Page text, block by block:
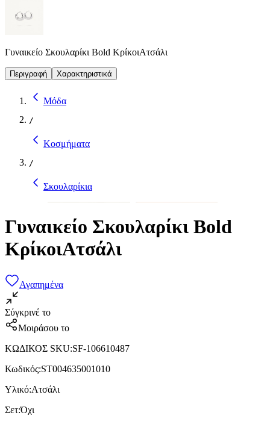
Γυναικείο Σκουλαρίκι Bold ΚρίκοιΑτσάλι
Περιγραφή Χαρακτηριστικά
Μόδα
/
Κοσμήματα
/
Σκουλαρίκια
Γυναικείο Σκουλαρίκι Bold
ΚρίκοιΑτσάλι
Αγαπημένα
Σύγκρινέ το
Μοιράσου το
ΚΩΔΙΚΟΣ SKU:SF-106610487
Κωδικός:ST004635001010
Υλικό:Ατσάλι
Σετ:Όχι